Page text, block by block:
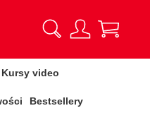
Kursy video
Bestsellery